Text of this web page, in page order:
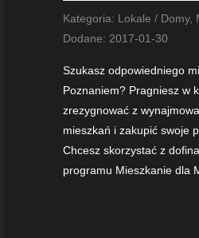
Kategoria: Lokale / Domy,
Dodane: 2017-01-30
Szukasz odpowiedniego
Poznaniem? Pragniesz w
zrezygnować z
mieszkań i zakupić swoje
Chcesz skorzystać z
programu Mieszkanie dla